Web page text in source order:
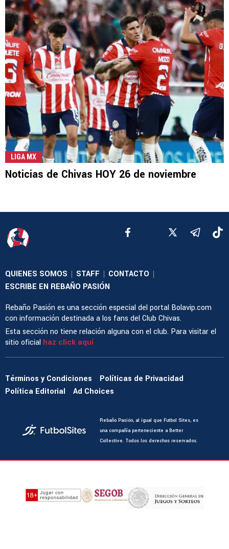
LIGA MX
Noticias de Chivas HOY 26 de noviembre
QUIENES SOMOS | STAFF | CONTACTO |
ESCRIBE EN REBAÑO PASIÓN
Rebaño Pasión es una sección especial del portal Bolavip.com
con información destinada a los fans del Club Chivas.
Esta sección no tiene relación alguna con el club. Para visitar el
sitio oficial haz click aquí
Términos y Condiciones
Políticas de Privacidad
Política Editorial
Ad Choices
Rebaño Pasión, al igual que Futbol Sites, es
una compañía perteneciente a Better
Collective. Todos los derechos reservados.